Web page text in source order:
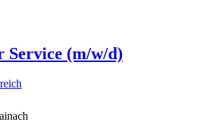
(m/w/d)